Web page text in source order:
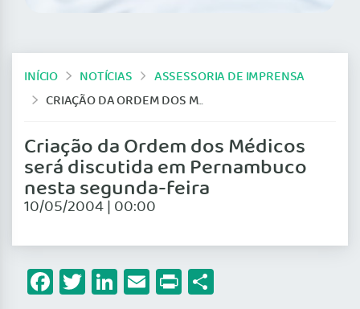
INÍCIO NOTÍCIAS
ASSESSORIA DE IMPRENSA
CRIAÇÃO DA ORDEM DOS MÉDICOS SERÁ DISCUTIDA EM PERNAMBUCO NESTA SEGUNDA-FEIRA
Criação da Ordem dos Médicos
será discutida em Pernambuco
nesta segunda-feira
10/05/2004 | 00:00
Facebook
Twitter
LinkedIn
Email
Print